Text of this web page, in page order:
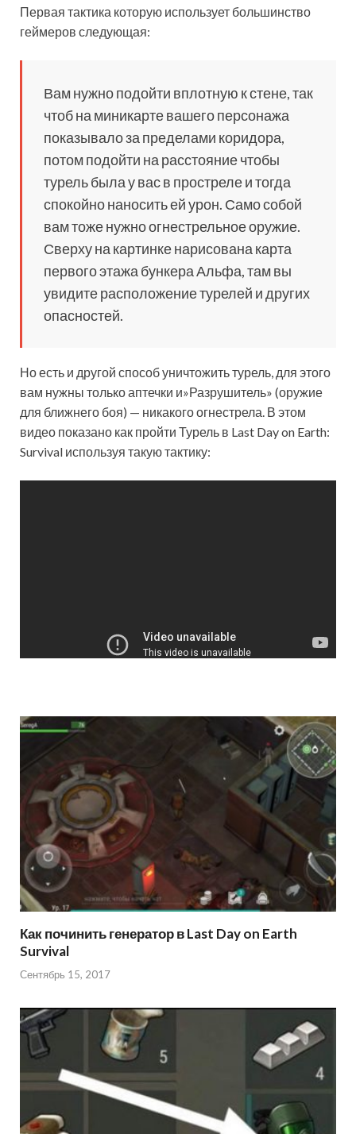
Первая тактика которую использует большинство
геймеров следующая:
Вам нужно подойти вплотную к стене, так
чтоб на миникарте вашего персонажа
показывало за пределами коридора,
потом подойти на расстояние чтобы
турель была у вас в простреле и тогда
спокойно наносить ей урон. Само собой
вам тоже нужно огнестрельное оружие.
Сверху на картинке нарисована карта
первого этажа бункера Альфа, там вы
увидите расположение турелей и других
опасностей.
Но есть и другой способ уничтожить турель, для этого
вам нужны только аптечки и»Разрушитель» (оружие
для ближнего боя) — никакого огнестрела. В этом
видео показано как пройти Турель в Last Day on Earth:
Survival используя такую тактику:
Как починить генератор в Last Day on Earth
Survival
Сентябрь 15, 2017